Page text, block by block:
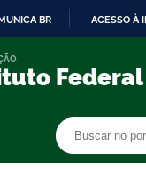
O
BR ACESSO À
Federal